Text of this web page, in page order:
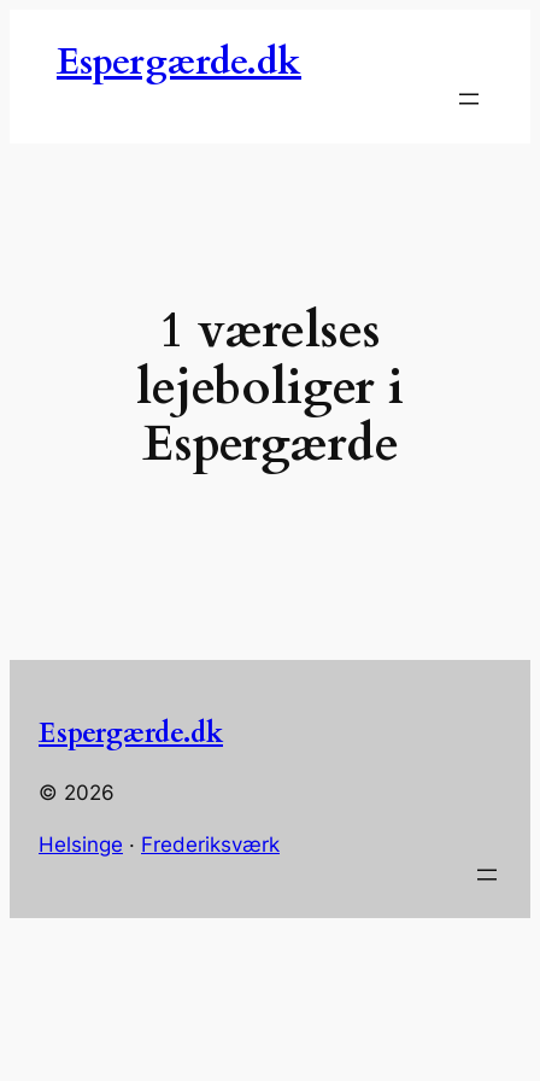
indhold
Espergærde.dk
1 værelses
lejeboliger i
Espergærde
Espergærde.dk
© 2026
Helsinge · Frederiksværk